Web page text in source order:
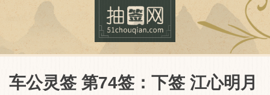
车公灵签 第74签：下签 江心明月